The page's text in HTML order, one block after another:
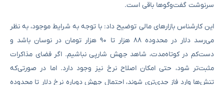
سرنوشت گفت‌وگوها باقی است.
این کارشناس بازارهای مالی توضیح داد: با توجه به شرایط موجود، به نظر
می‌رسد دلار در محدوده ۸۸ هزار تا ۹۰ هزار تومان در نوسان باشد و
دست‌کم در کوتاه‌مدت، شاهد جهش شارپی نباشیم. اگر فضای مذاکرات
مثبت‌تر شود، حتی امکان اصلاح نرخ نیز وجود دارد. اما در صورتی‌که
تنش‌ها وارد فاز جدی‌تری شوند، احتمال جهش دوباره نرخ دلار تا محدوده